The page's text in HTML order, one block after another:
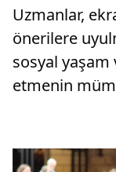
Uzmanlar,
önerilere
sosyal yaşam
etmenin